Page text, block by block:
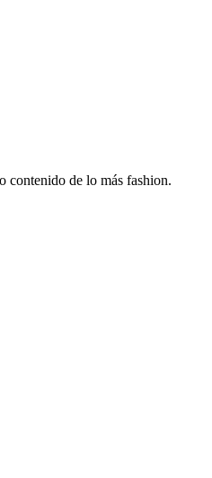
contenido de lo más fashion.